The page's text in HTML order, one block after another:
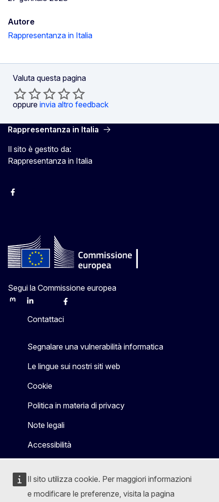
Il sito utilizza cookie. Per maggiori informazioni
e modificare le preferenze, visita la pagina
Autore
Rappresentanza in Italia
Valuta questa pagina
oppure invia altro feedback
Rappresentanza in Italia
Il sito è gestito da:
Rappresentanza in Italia
Facebook Europa in Italia
Segui la Commissione europea
MastodonLinkedInBlueskyFacebook
Contattaci
Segnalare una vulnerabilità informatica
Le lingue sui nostri siti web
Cookie
Politica in materia di privacy
Note legali
Accessibilità